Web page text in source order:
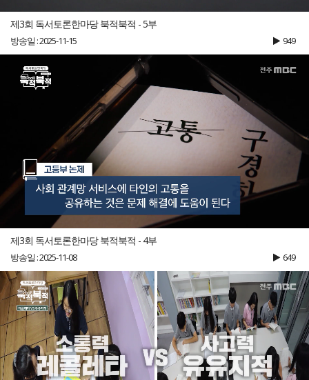
제3회 독서토론한마당 북적북적 - 5부
방송일 : 2025-11-15 949
제3회 독서토론한마당 북적북적 - 4부
방송일 : 2025-11-08 649